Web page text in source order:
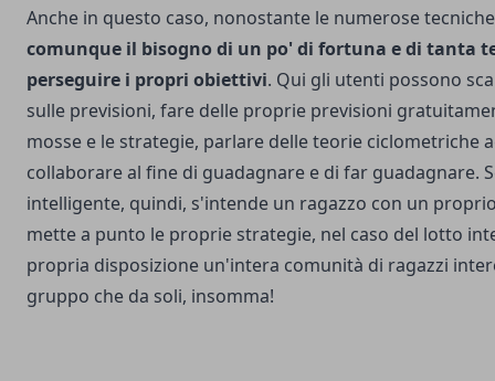
Anche in questo caso, nonostante le numerose
comunque il bisogno di un po' di fortuna e di tanta
perseguire i propri obiettivi. Qui gli utenti possono
sulle previsioni, fare delle proprie previsioni
mosse e le strategie, parlare delle teorie ciclometriche
collaborare al fine di guadagnare e di far guadagnare.
intelligente, quindi, s'intende un ragazzo con un
mette a punto le proprie strategie, nel caso del lotto
propria disposizione un'intera comunità di ragazzi
gruppo che da soli, insomma!